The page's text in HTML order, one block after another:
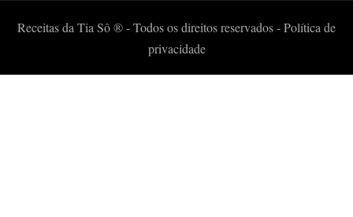
Receitas da Tia Sô ® - Todos os direitos reservados -Política de
privacidade